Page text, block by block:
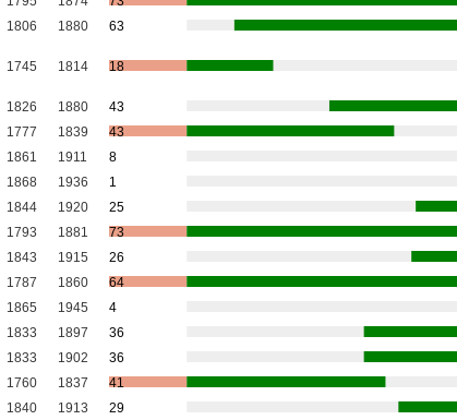
1806 1880 63
1745 1814 18
1826 1880
43
1777 1839
43
1861 1911
8
1868 1936
1
1844 1920
25
1793 1881
73
1843 1915
26
1787 1860
64
1865 1945
4
1833 1897
36
1833 1902
36
1760 1837
41
1840 1913
29